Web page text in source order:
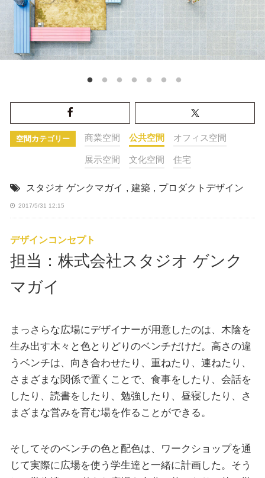
空間カテゴリー 商業空間 公共空間 オフィス空間
展示空間 文化空間 住宅
スタジオ ゲンクマガイ , 建築 , プロダクトデザイン
2017/5/31 12:15
デザインコンセプト
担当：株式会社スタジオ ゲンク
マガイ
まっさらな広場にデザイナーが用意したのは、木陰を
生み出す木々と色とりどりのベンチだけだ。高さの違
うベンチは、向き合わせたり、重ねたり、連ねたり、
さまざまな関係で置くことで、食事をしたり、会話を
したり、読書をしたり、勉強したり、昼寝したり、さ
まざまな営みを育む場を作ることができる。
そしてそのベンチの色と配色は、ワークショップを通
じて実際に広場を使う学生達と一緒に計画した。そう